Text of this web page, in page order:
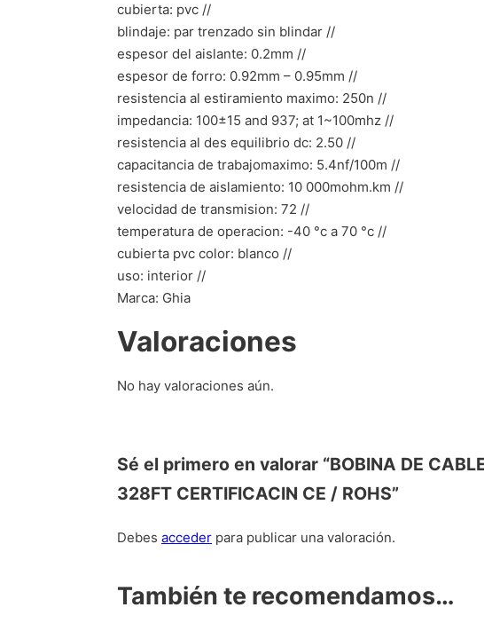
cubierta: pvc //
blindaje: par trenzado sin blindar //
espesor del aislante: 0.2mm //
espesor de forro: 0.92mm – 0.95mm //
resistencia al estiramiento maximo: 250n //
impedancia: 100±15 and 937; at 1~100mhz //
resistencia al des equilibrio dc: 2.50 //
capacitancia de trabajomaximo: 5.4nf/100m //
resistencia de aislamiento: 10 000mohm.km //
velocidad de transmision: 72 //
temperatura de operacion: -40 °c a 70 °c //
cubierta pvc color: blanco //
uso: interior //
Marca: Ghia
Valoraciones
No hay valoraciones aún.
Sé el primero en valorar “BOBINA DE
328FT CERTIFICACIN CE / ROHS”
Debes acceder para publicar una valoración.
También te recomendamos…